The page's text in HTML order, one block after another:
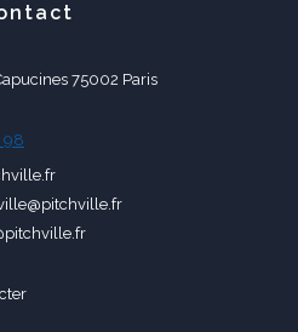
75002 Paris
98